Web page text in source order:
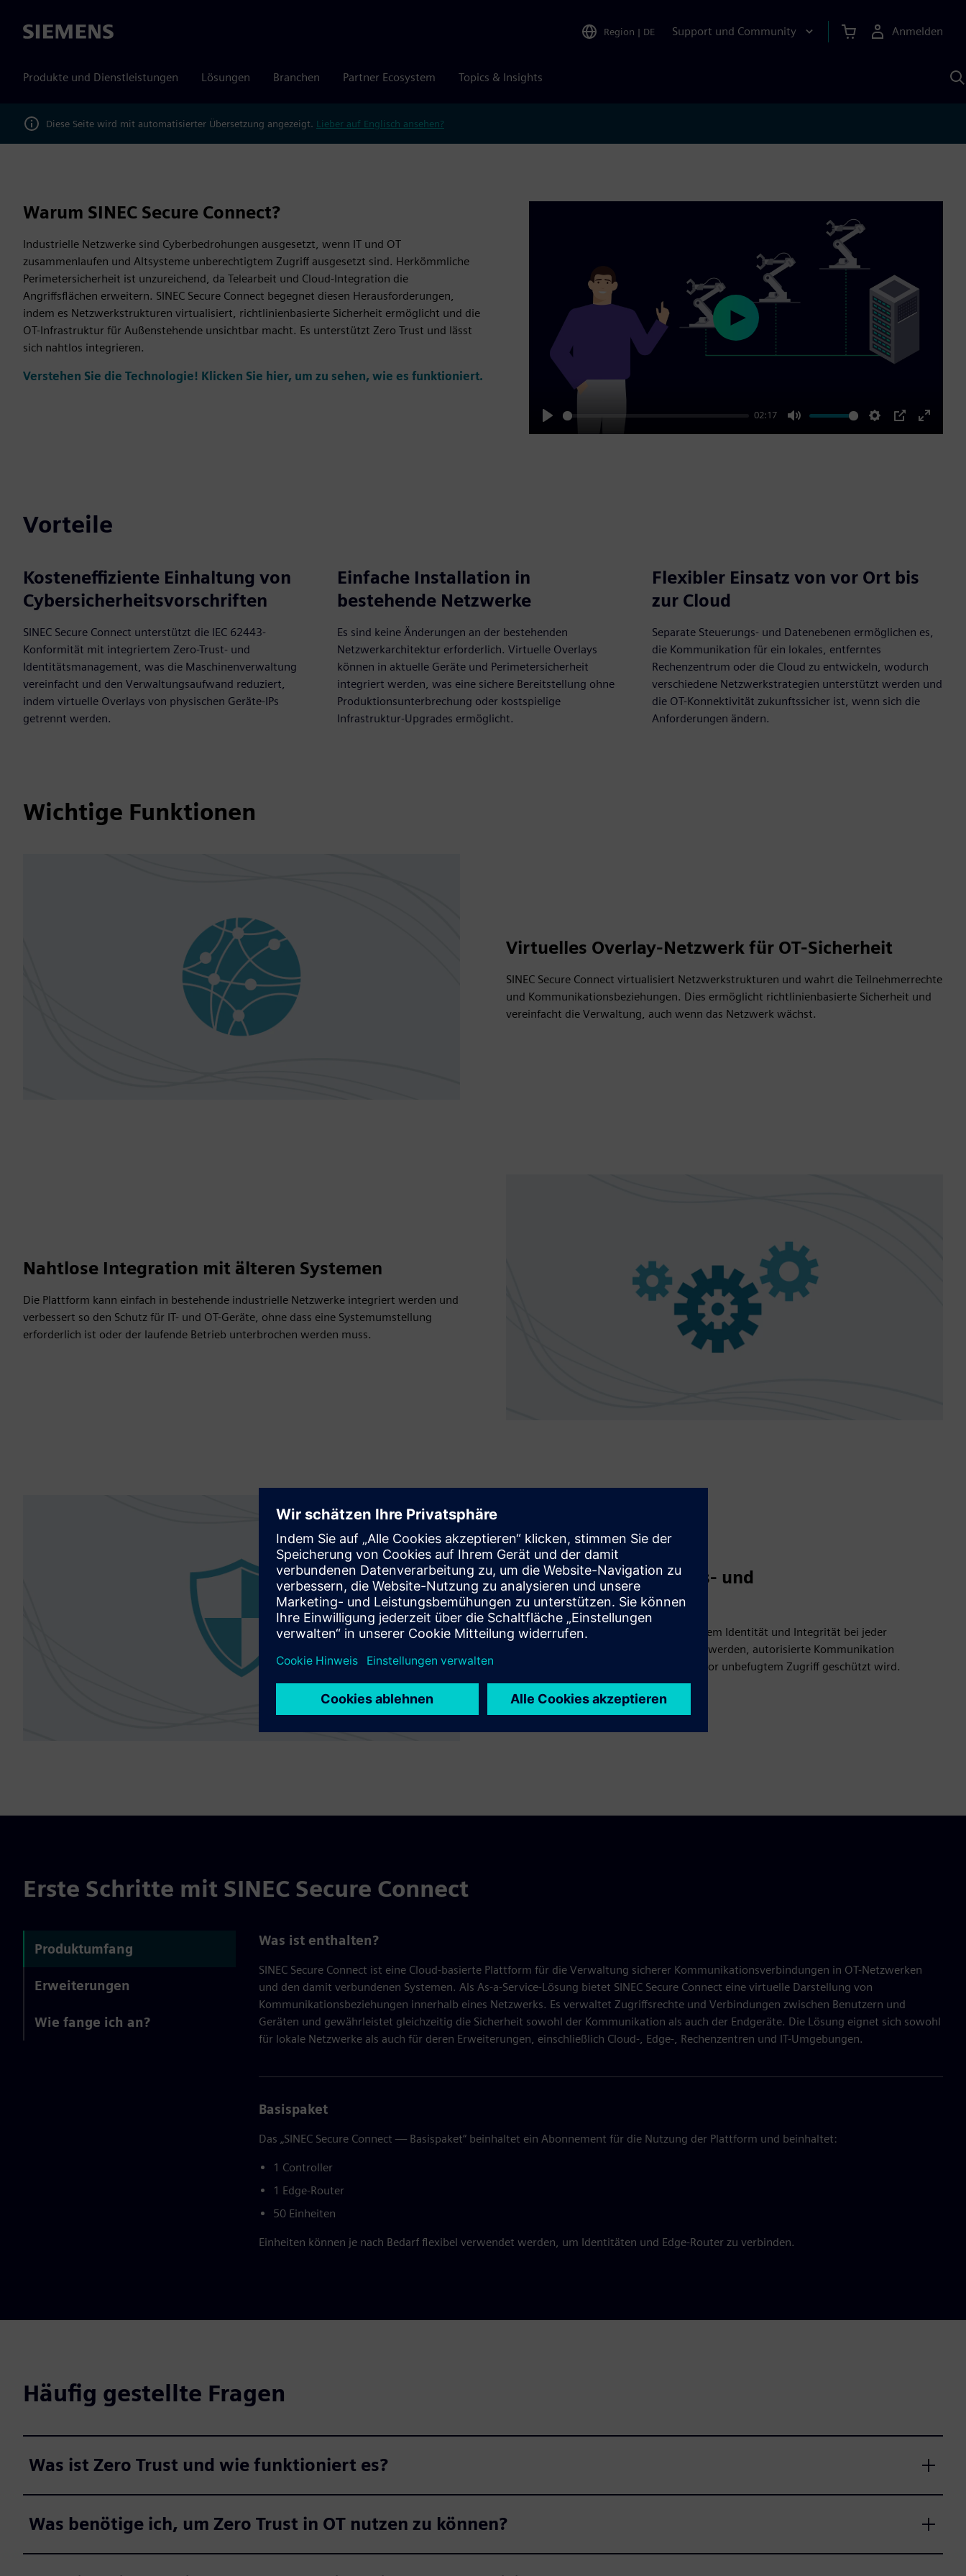
Siemens Region | DE Support und Community Anmelden
Produkte und Dienstleistungen Lösungen Branchen Partner Ecosystem Topics & Insights
KI
Diese Seite wird mit automatisierter Übersetzung angezeigt. Lieber auf Englisch ansehen?
Warum SINEC Secure Connect?
Industrielle Netzwerke sind Cyberbedrohungen ausgesetzt, wenn IT und OT
zusammenlaufen und Altsysteme unberechtigtem Zugriff ausgesetzt sind. Herkömmliche
Perimetersicherheit ist unzureichend, da Telearbeit und Cloud-Integration die
Angriffsflächen erweitern. SINEC Secure Connect begegnet diesen Herausforderungen,
indem es Netzwerkstrukturen virtualisiert, richtlinienbasierte Sicherheit ermöglicht und die
OT-Infrastruktur für Außenstehende unsichtbar macht. Es unterstützt Zero Trust und lässt
sich nahtlos integrieren.
Verstehen Sie die Technologie! Klicken Sie hier, um zu sehen, wie es funktioniert.
Play
02:17
Mute Settings
PIP
Enter
Play
Vorteile
Kosteneffiziente Einhaltung von
Cybersicherheitsvorschriften
SINEC Secure Connect unterstützt die IEC 62443-
Konformität mit integriertem Zero-Trust- und
Identitätsmanagement, was die Maschinenverwaltung
vereinfacht und den Verwaltungsaufwand reduziert,
indem virtuelle Overlays von physischen Geräte-IPs
getrennt werden.
Einfache Installation in
bestehende Netzwerke
Es sind keine Änderungen an der bestehenden
Netzwerkarchitektur erforderlich. Virtuelle Overlays
können in aktuelle Geräte und Perimetersicherheit
integriert werden, was eine sichere Bereitstellung ohne
Produktionsunterbrechung oder kostspielige
Infrastruktur-Upgrades ermöglicht.
Flexibler Einsatz von vor Ort bis
zur Cloud
Separate Steuerungs- und Datenebenen ermöglichen es,
die Kommunikation für ein lokales, entferntes
Rechenzentrum oder die Cloud zu entwickeln, wodurch
verschiedene Netzwerkstrategien unterstützt werden und
die OT-Konnektivität zukunftssicher ist, wenn sich die
Anforderungen ändern.
Wichtige Funktionen
Virtuelles Overlay-Netzwerk für OT-Sicherheit
SINEC Secure Connect virtualisiert Netzwerkstrukturen und wahrt die Teilnehmerrechte
und Kommunikationsbeziehungen. Dies ermöglicht richtlinienbasierte Sicherheit und
vereinfacht die Verwaltung, auch wenn das Netzwerk wächst.
Nahtlose Integration mit älteren Systemen
Die Plattform kann einfach in bestehende industrielle Netzwerke integriert werden und
verbessert so den Schutz für IT- und OT-Geräte, ohne dass eine Systemumstellung
erforderlich ist oder der laufende Betrieb unterbrochen werden muss.
Policy-basiertes Zugriffs- und
Identitätsmanagement
Implementiert Zero-Trust-Prinzipien, indem Identität und Integrität bei jeder
Zugriffsanfrage kontinuierlich überprüft werden, autorisierte Kommunikation
gewährleistet und die OT-Infrastruktur vor unbefugtem Zugriff geschützt wird.
Erste Schritte mit SINEC Secure Connect
Produktumfang
Erweiterungen
Wie fange ich an?
Was ist enthalten?
SINEC Secure Connect ist eine Cloud-basierte Plattform für die Verwaltung sicherer Kommunikationsverbindungen in OT-Netzwerken
und den damit verbundenen Systemen. Als As-a-Service-Lösung bietet SINEC Secure Connect eine virtuelle Darstellung von
Kommunikationsbeziehungen innerhalb eines Netzwerks. Es verwaltet Zugriffsrechte und Verbindungen zwischen Benutzern und
Geräten und gewährleistet gleichzeitig die Sicherheit sowohl der Kommunikation als auch der Endgeräte. Die Lösung eignet sich sowohl
für lokale Netzwerke als auch für deren Erweiterungen, einschließlich Cloud-, Edge-, Rechenzentren und IT-Umgebungen.
Basispaket
Das „SINEC Secure Connect — Basispaket“ beinhaltet ein Abonnement für die Nutzung der Plattform und beinhaltet:
1 Controller
1 Edge-Router
50 Einheiten
Einheiten können je nach Bedarf flexibel verwendet werden, um Identitäten und Edge-Router zu verbinden.
Häufig gestellte Fragen
Was ist Zero Trust und wie funktioniert es?
Was benötige ich, um Zero Trust in OT nutzen zu können?